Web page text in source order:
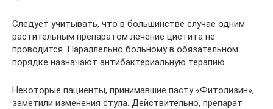
Следует учитывать, что в большинстве случае одним
растительным препаратом лечение цистита не
проводится. Параллельно больному в обязательном
порядке назначают антибактериальную терапию.
Некоторые пациенты, принимавшие пасту «Фитолизин»,
заметили изменения стула. Действительно, препарат